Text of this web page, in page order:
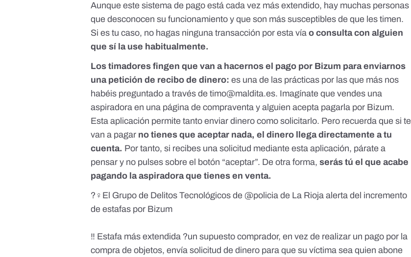
Aunque este sistema de pago está cada vez más extendido, hay muchas personas
que desconocen su funcionamiento y que son más susceptibles de que les timen.
Si es tu caso, no hagas ninguna transacción por esta víao consulta con alguien
que sí la use habitualmente.
Los timadores fingenque van a hacernos el pago por Bizum para enviarnos
una petición de recibo de dinero:es una de las prácticas por las que más nos
habéis preguntado a través detimo@maldita.es. Imagínate que vendes una
aspiradora en una página de compraventa y alguien acepta pagarla por Bizum.
Esta aplicación permite tanto enviar dinero como solicitarlo. Pero recuerda que si te
van a pagar no tienes que aceptar nada, el dinero llega directamente a tu
cuenta. Por tanto, si recibes una solicitud mediante esta aplicación, párate a
pensar y no pulses sobre el botón “aceptar”. De otra forma, serás tú el que acabe
pagando la aspiradora que tienes en venta.
?‍♀️El Grupo de Delitos Tecnológicos de @policia de La Rioja alerta del incremento
de estafas por Bizum
‼️ Estafa más extendida ?un supuesto comprador, en vez de realizar un pago por la
compra de objetos, envía solicitud de dinero para que su víctima sea quien abone